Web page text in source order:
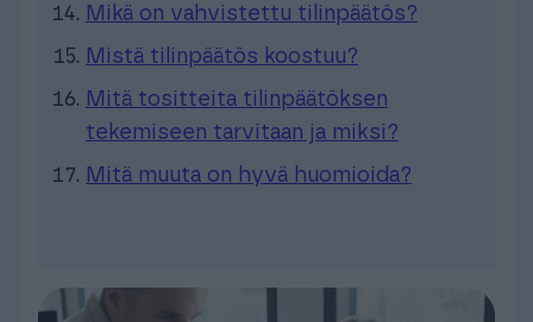
Mikä on vahvistettu tilinpäätös?
Mistä tilinpäätös koostuu?
Mitä tositteita tilinpäätöksen
tekemiseen tarvitaan ja miksi?
Mitä muuta on hyvä huomioida?